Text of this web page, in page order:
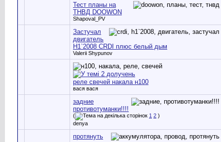
Тест планы на
ТНВД DOOWON
Shapoval_PV
Застучал
двигатель
H1`2008 CRDI плюс белый дым
Valerii Shypunov
реле свечей накала н100
вася вася
задние
противотуманки!!!!
( 1 2 )
denya
протянуть